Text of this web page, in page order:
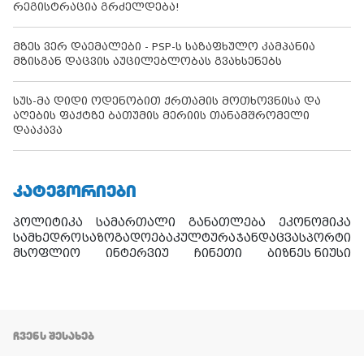
რეგისტრაცია გრძელდება!
მზეს ვერ დაემალები - PSP-ს საზაფხულო კამპანია
მზისგან დაცვის აუცილებლობას გვახსენებს
სუს-მა დიდი ოდენობით ქრთამის მოთხოვნისა და
აღების ფაქტზე ბათუმის მერიის თანამშრომელი
დააკავა
ᲙᲐᲢᲔᲒᲝᲠᲘᲔᲑᲘ
პოლიტიკა სამართალი განათლება
ეკონომიკა
სამხედროსაზოგადოებაკულტურაჯანდაცვასპორტი
მსოფლიო
ინტერვიუ ჩინეთი ბიზნეს ნიუსი
ᲩᲕᲔᲜᲡ ᲨᲔᲡᲐᲮᲔᲑ